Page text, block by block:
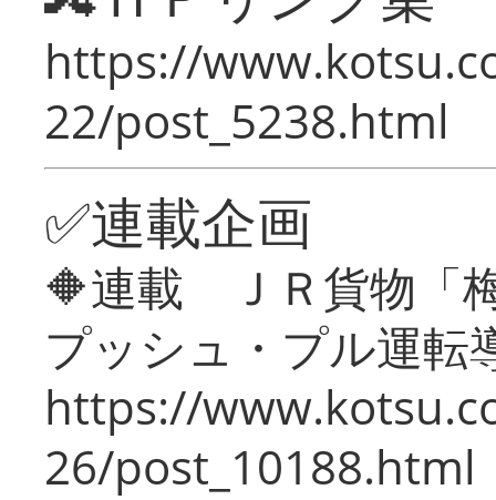
https://
22/post_5238.html
✅連載企画
🔶連載 ＪＲ貨物「
プッシュ・プル運転
https://
26/post_10188.html